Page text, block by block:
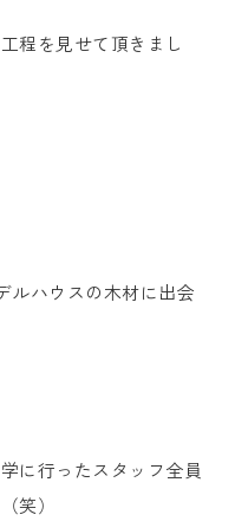
程を見せて頂きまし
ルハウスの木材に出会
に行ったスタッフ全員
笑）